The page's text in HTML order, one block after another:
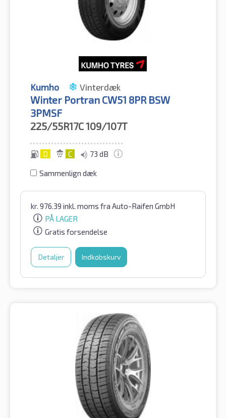
Kumho Vinterdæk
Winter Portran CW51 8PR BSW
3PMSF
225/55R17C109/107T
D C 73 dB
Sammenlign dæk
kr. 976.39 inkl. moms fra Auto-Raifen GmbH
PÅ LAGER
Gratis forsendelse
Detaljer Indkøbskurv